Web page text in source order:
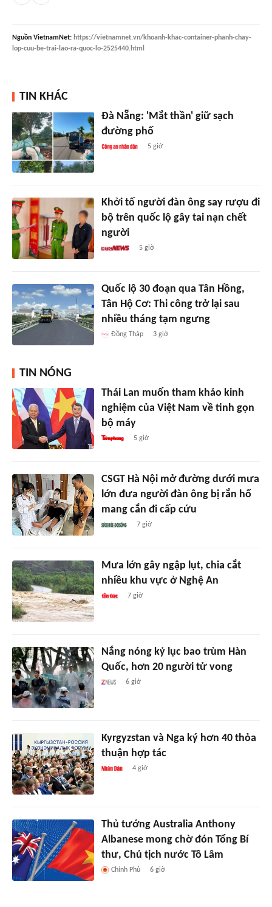
Nguồn VietnamNet: https://vietnamnet.vn/khoanh-khac-container-phanh-chay-
lop-cuu-be-trai-lao-ra-quoc-lo-2525440.html
TIN KHÁC
Đà Nẵng: 'Mắt thần' giữ sạch
đường phố
5 giờ
Khởi tố người đàn ông say rượu đi
bộ trên quốc lộ gây tai nạn chết
người
5 giờ
Quốc lộ 30 đoạn qua Tân Hồng,
Tân Hộ Cơ: Thi công trở lại sau
nhiều tháng tạm ngưng
Đồng Tháp 3 giờ
TIN NÓNG
Thái Lan muốn tham khảo kinh
nghiệm của Việt Nam về tinh gọn
bộ máy
5 giờ
CSGT Hà Nội mở đường dưới mưa
lớn đưa người đàn ông bị rắn hổ
mang cắn đi cấp cứu
7 giờ
Mưa lớn gây ngập lụt, chia cắt
nhiều khu vực ở Nghệ An
7 giờ
Nắng nóng kỷ lục bao trùm Hàn
Quốc, hơn 20 người tử vong
6 giờ
Kyrgyzstan và Nga ký hơn 40 thỏa
thuận hợp tác
4 giờ
Thủ tướng Australia Anthony
Albanese mong chờ đón Tổng Bí
thư, Chủ tịch nước Tô Lâm
Chính Phủ 6 giờ